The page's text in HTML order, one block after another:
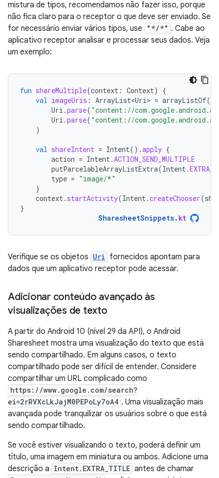
mistura de tipos, recomendamos não fazer isso, porque
não fica claro para o receptor o que deve ser enviado. Se
for necessário enviar vários tipos, use
"*/*" . Cabe ao
aplicativo receptor analisar e processar seus dados. Veja
um exemplo:
fun shareMultiple(context : Context)
{
val imageUris : ArrayList<Uri> = arrayListOf(
Uri .parse( "content://
Uri .parse( "content://
)
val shareIntent = Intent().apply {
action = Intent.ACTION_SEND_MULTIPLE
putParcelableArrayListExtra(Intent.
type = "image/*"
}
context. startActivity(Intent.createChooser(
}
SharesheetSnippets. kt
Verifique se os objetos Uri fornecidos apontam para
dados que um aplicativo receptor pode acessar.
Adicionar conteúdo avançado às
visualizações de texto
A partir do Android 10 (nível 29 da API), o Android
Sharesheet mostra uma visualização do texto que está
sendo compartilhado. Em alguns casos, o texto
compartilhado pode ser difícil de entender. Considere
compartilhar um URL complicado como
https://www.google.com/search?
ei=2rRVXcLkJajM0PEPoLy7oA4 . Uma visualização mais
avançada pode tranquilizar os usuários sobre o que está
sendo compartilhado.
Se você estiver visualizando o texto, poderá definir um
título, uma imagem em miniatura ou ambos. Adicione uma
descrição a Intent.EXTRA_TITLE antes de chamar